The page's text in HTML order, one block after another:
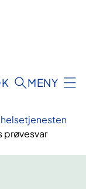
MENY
prøvesvar